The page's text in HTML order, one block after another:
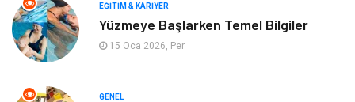
Metal Evlilik Rehberi
EĞITIM & KARIYER
Yüzmeye Başlarken Temel Bilgiler
15 Oca 2026, Per
GENEL